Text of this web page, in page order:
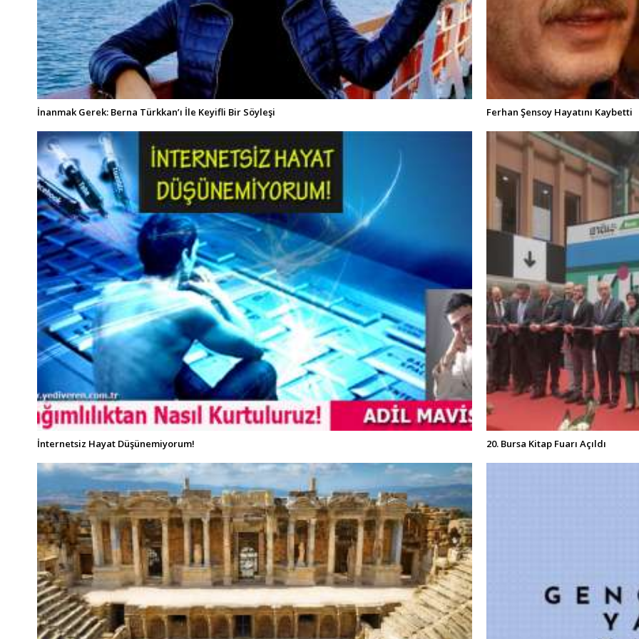
İnanmak Gerek: Berna Türkkan’ı İle Keyifli Bir Söyleşi Ferhan Şensoy Hayatını Kaybetti
İnternetsiz Hayat Düşünemiyorum! 20. Bursa Kitap Fuarı Açıldı